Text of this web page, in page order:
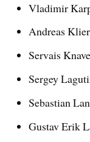
Vladimir
Andreas
Servais
Sergey
Sebastian
Gustav Erik